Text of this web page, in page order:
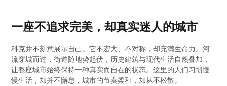
一座不追求完美，却真实迷人的城市
科克并不刻意展示自己。它不宏大、不对称，却充满生命力。河
流穿城而过，街道随地势起伏，历史建筑与现代生活自然叠加，
让整座城市始终保持一种真实而自在的状态。这里的人们习惯慢
慢生活，却并不懈怠，城市的节奏柔和，却从不松散。